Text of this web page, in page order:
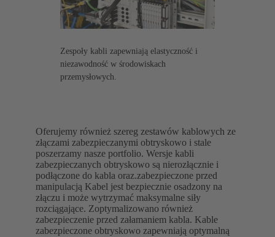
Zespoły kabli zapewniają elastyczność i
niezawodność w środowiskach
przemysłowych.
Oferujemy również szereg zestawów kablowych ze
złączami zabezpieczanymi obtryskowo i stale
poszerzamy nasze portfolio. Wersje kabli
zabezpieczanych obtryskowo są nierozłącznie i
podłączone do kabla oraz.zabezpieczone przed
manipulacją Kabel jest bezpiecznie osadzony na
złączu i może wytrzymać maksymalne siły
rozciągające. Zoptymalizowano również
zabezpieczenie przed załamaniem kabla. Kable
zabezpieczone obtryskowo zapewniają optymalną